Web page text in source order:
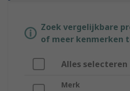
Zoek vergelijkbare
of meer kenmerken
Alles selecteren
Merk